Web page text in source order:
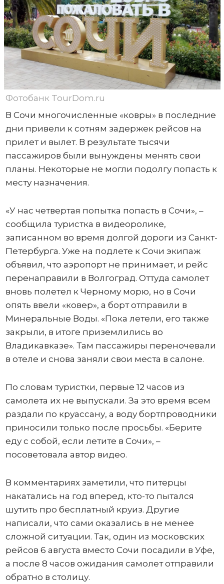
Фотобанк TourDom.ru
В Сочи многочисленные «ковры» в последние
дни привели к сотням задержек рейсов на
прилет и вылет. В результате тысячи
пассажиров были вынуждены менять свои
планы. Некоторые не могли подолгу попасть к
месту назначения.
«У нас четвертая попытка попасть в Сочи», –
сообщила туристка в видеоролике,
записанном во время долгой дороги из Санкт-
Петербурга. Уже на подлете к Сочи экипаж
объявил, что аэропорт не принимает, и рейс
перенаправили в Волгоград. Оттуда самолет
вновь полетел к Черному морю, но в Сочи
опять ввели «ковер», а борт отправили в
Минеральные Воды. «Пока летели, его также
закрыли, в итоге приземлились во
Владикавказе». Там пассажиры переночевали
в отеле и снова заняли свои места в салоне.
По словам туристки, первые 12 часов из
самолета их не выпускали. За это время всем
раздали по круассану, а воду бортпроводники
приносили только после просьбы. «Берите
еду с собой, если летите в Сочи», –
посоветовала автор видео.
В комментариях заметили, что питерцы
накатались на год вперед, кто-то пытался
шутить про бесплатный круиз. Другие
написали, что сами оказались в не менее
сложной ситуации. Так, один из московских
рейсов 6 августа вместо Сочи посадили в Уфе,
а после 8 часов ожидания самолет отправили
обратно в столицу.